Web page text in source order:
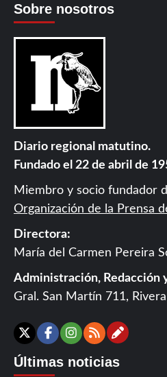
Sobre nosotros
Diario regional matutino.
Fundado el 22 de abril de
Miembro y socio fundador
Organización de la Prensa
Directora:
María del Carmen Pereira
Administración, Redacción
Gral. San Martín 711,
X Facebook
Instagram
RSS
Últimas noticias